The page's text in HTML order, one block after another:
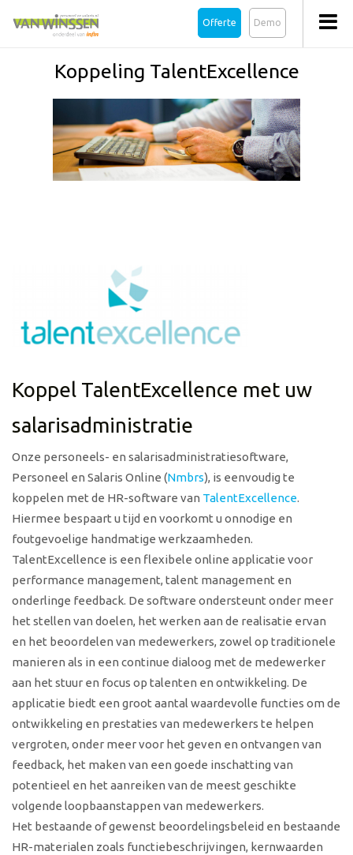
Demo
Offerte
Koppeling TalentExcellence
Koppel TalentExcellence met uw
salarisadministratie
Onze personeels- en salarisadministratiesoftware,
Personeel en Salaris Online (Nmbrs), is eenvoudig te
koppelen met de HR-software van TalentExcellence.
Hiermee bespaart u tijd en voorkomt u onnodige en
foutgevoelige handmatige werkzaamheden.
TalentExcellence is een flexibele online applicatie voor
performance management, talent management en
onderlinge feedback. De software ondersteunt onder meer
het stellen van doelen, het werken aan de realisatie ervan
en het beoordelen van medewerkers, zowel op traditionele
manieren als in een continue dialoog met de medewerker
aan het stuur en focus op talenten en ontwikkeling. De
applicatie biedt een groot aantal waardevolle functies om de
ontwikkeling en prestaties van medewerkers te helpen
vergroten, onder meer voor het geven en ontvangen van
feedback, het maken van een goede inschatting van
potentieel en het aanreiken van de meest geschikte
volgende loopbaanstappen van medewerkers.
Het bestaande of gewenst beoordelingsbeleid en bestaande
HR-materialen zoals functiebeschrijvingen, kernwaarden